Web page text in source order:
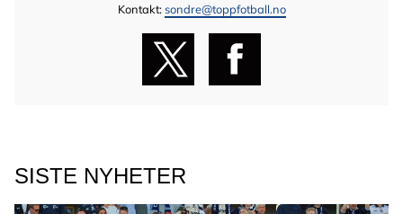
Kontakt:sondre@toppfotball.no
SISTE NYHETER